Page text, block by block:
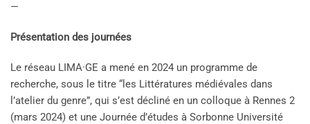
—
Présentation des journées
Le réseau LIMA·GE a mené en 2024 un programme de
recherche, sous le titre “les Littératures médiévales dans
l’atelier du genre”, qui s’est décliné en un colloque à Rennes 2
(mars 2024) et une Journée d’études à Sorbonne Université